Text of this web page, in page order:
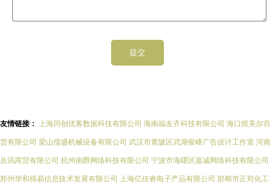
友情链接： 上海同创优客数据科技有限公司 海南福友齐科技有限公司 海口煜美尔百
货有限公司 梁山儒盛机械设备有限公司 武汉市黄陂区武湖俊峰广告设计工作室 河南
丛讯商贸有限公司 杭州南爵网络科技有限公司 宁波市海曙区嘉诚网络科技有限公司
郑州华和得易信息技术发展有限公司 上海亿佳睿电子产品有限公司 邯郸市正邦化工